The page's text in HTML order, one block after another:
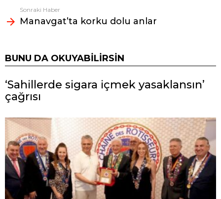
Sonraki Haber
Manavgat’ta korku dolu anlar
BUNU DA OKUYABILIRSIN
‘Sahillerde sigara içmek yasaklansın’
çağrısı